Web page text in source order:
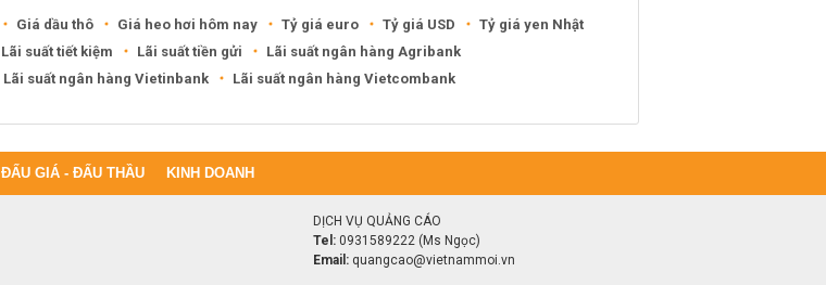
Giá dầu thô Giá heo hơi hôm nay Tỷ giá euro Tỷ giá USD
Tỷ giá yen Nhật
Lãi suất tiết kiệm Lãi suất tiền gửi
Lãi suất ngân hàng Agribank
Lãi suất ngân hàng Vietinbank Lãi suất ngân hàng Vietcombank
ĐẤU GIÁ - ĐẤU THẦU KINH DOANH
DỊCH VỤ QUẢNG CÁO
Tel: 0931589222 (Ms Ngọc)
Email: quangcao@vietnammoi.vn